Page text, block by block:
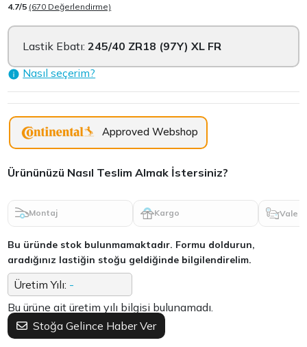
4.7/5 (670 Değerlendirme)
Lastik Ebatı:245/40 ZR18 (97Y) XL FR
Nasıl seçerim?
Approved Webshop
Ürününüzü Nasıl Teslim Almak İstersiniz?
Montaj Kargo Vale
Bu üründe stok bulunmamaktadır. Formu doldurun,
aradığınız lastiğin stoğu geldiğinde bilgilendirelim.
Üretim Yılı: -
Bu ürüne ait üretim yılı bilgisi bulunamadı.
Stoğa Gelince Haber Ver